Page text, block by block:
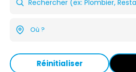
Réinitialiser